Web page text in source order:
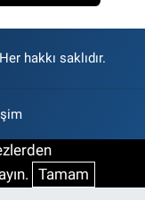
hakkı saklıdır.
Tamam